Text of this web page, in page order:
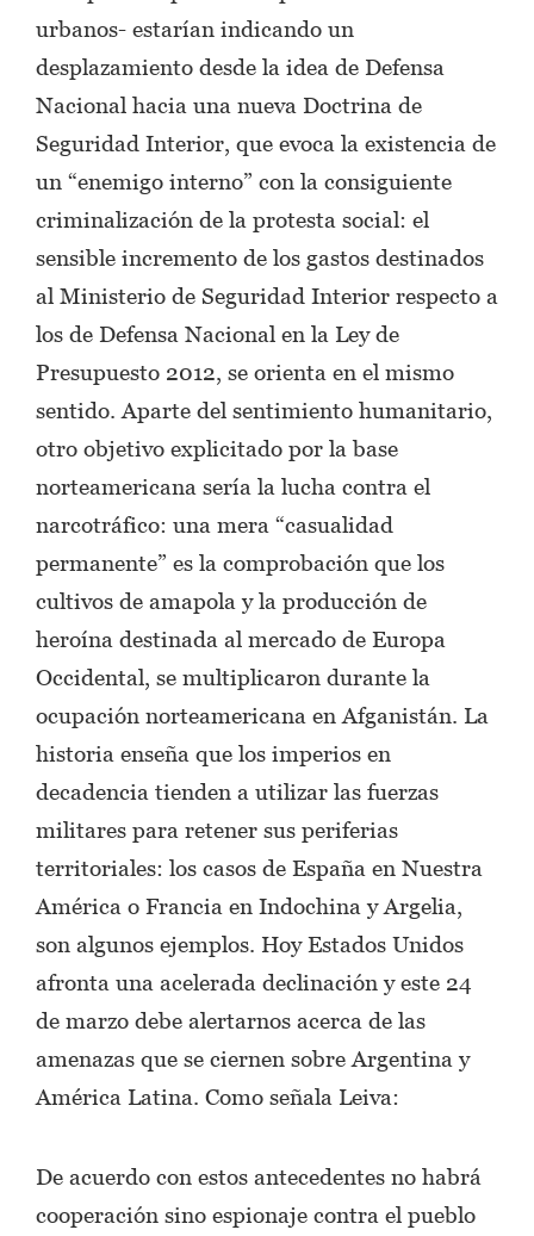
urbanos- estarían indicando un
desplazamiento desde la idea de Defensa
Nacional hacia una nueva Doctrina de
Seguridad Interior, que evoca la existencia de
un “enemigo interno” con la consiguiente
criminalización de la protesta social: el
sensible incremento de los gastos destinados
al Ministerio de Seguridad Interior respecto a
los de Defensa Nacional en la Ley de
Presupuesto 2012, se orienta en el mismo
sentido. Aparte del sentimiento humanitario,
otro objetivo explicitado por la base
norteamericana sería la lucha contra el
narcotráfico: una mera “casualidad
permanente” es la comprobación que los
cultivos de amapola y la producción de
heroína destinada al mercado de Europa
Occidental, se multiplicaron durante la
ocupación norteamericana en Afganistán. La
historia enseña que los imperios en
decadencia tienden a utilizar las fuerzas
militares para retener sus periferias
territoriales: los casos de España en Nuestra
América o Francia en Indochina y Argelia,
son algunos ejemplos. Hoy Estados Unidos
afronta una acelerada declinación y este 24
de marzo debe alertarnos acerca de las
amenazas que se ciernen sobre Argentina y
América Latina. Como señala Leiva:
De acuerdo con estos antecedentes no habrá
cooperación sino espionaje contra el pueblo